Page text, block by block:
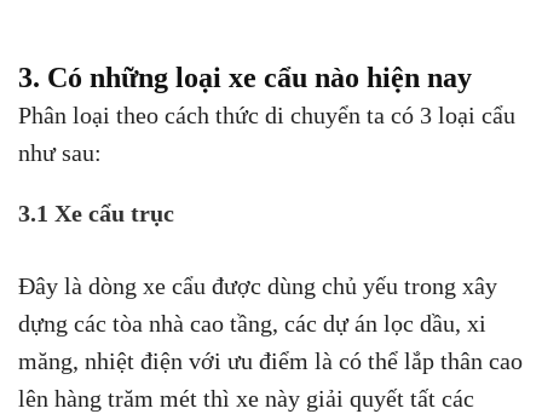
3. Có những loại xe cẩu nào hiện nay
Phân loại theo cách thức di chuyển ta có 3 loại cẩu
như sau:
3.1 Xe cẩu trục
Đây là dòng xe cẩu được dùng chủ yếu trong xây
dựng các tòa nhà cao tầng, các dự án lọc dầu, xi
măng, nhiệt điện với ưu điểm là có thể lắp thân cao
lên hàng trăm mét thì xe này giải quyết tất các